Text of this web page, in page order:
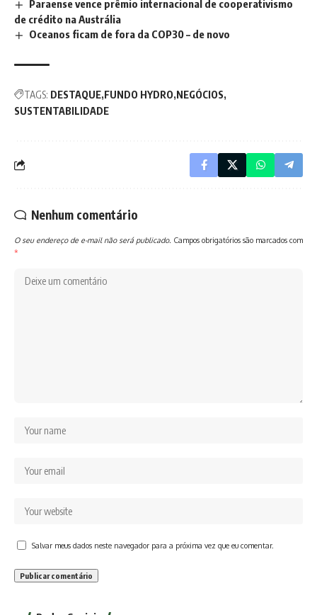
Paraense vence prêmio internacional de cooperativismo
de crédito na Austrália
Oceanos ficam de fora da COP30 – de novo
TAGS: DESTAQUE FUNDO HYDRO NEGÓCIOS
SUSTENTABILIDADE
Nenhum comentário
O seu endereço de e-mail não será publicado. Campos obrigatórios são marcados com
*
Salvar meus dados neste navegador para a próxima vez que eu comentar.